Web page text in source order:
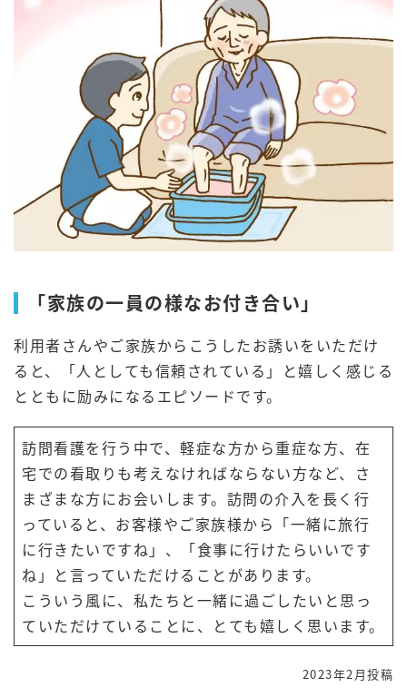
「家族の一員の様なお付き合い」
利用者さんやご家族からこうしたお誘いをいただけ
ると、「人としても信頼されている」と嬉しく感じる
とともに励みになるエピソードです。
訪問看護を行う中で、軽症な方から重症な方、在
宅での看取りも考えなければならない方など、さ
まざまな方にお会いします。訪問の介入を長く行
っていると、お客様やご家族様から「一緒に旅行
に行きたいですね」、「食事に行けたらいいです
ね」と言っていただけることがあります。
こういう風に、私たちと一緒に過ごしたいと思っ
ていただけていることに、とても嬉しく思います。
2023年2月投稿